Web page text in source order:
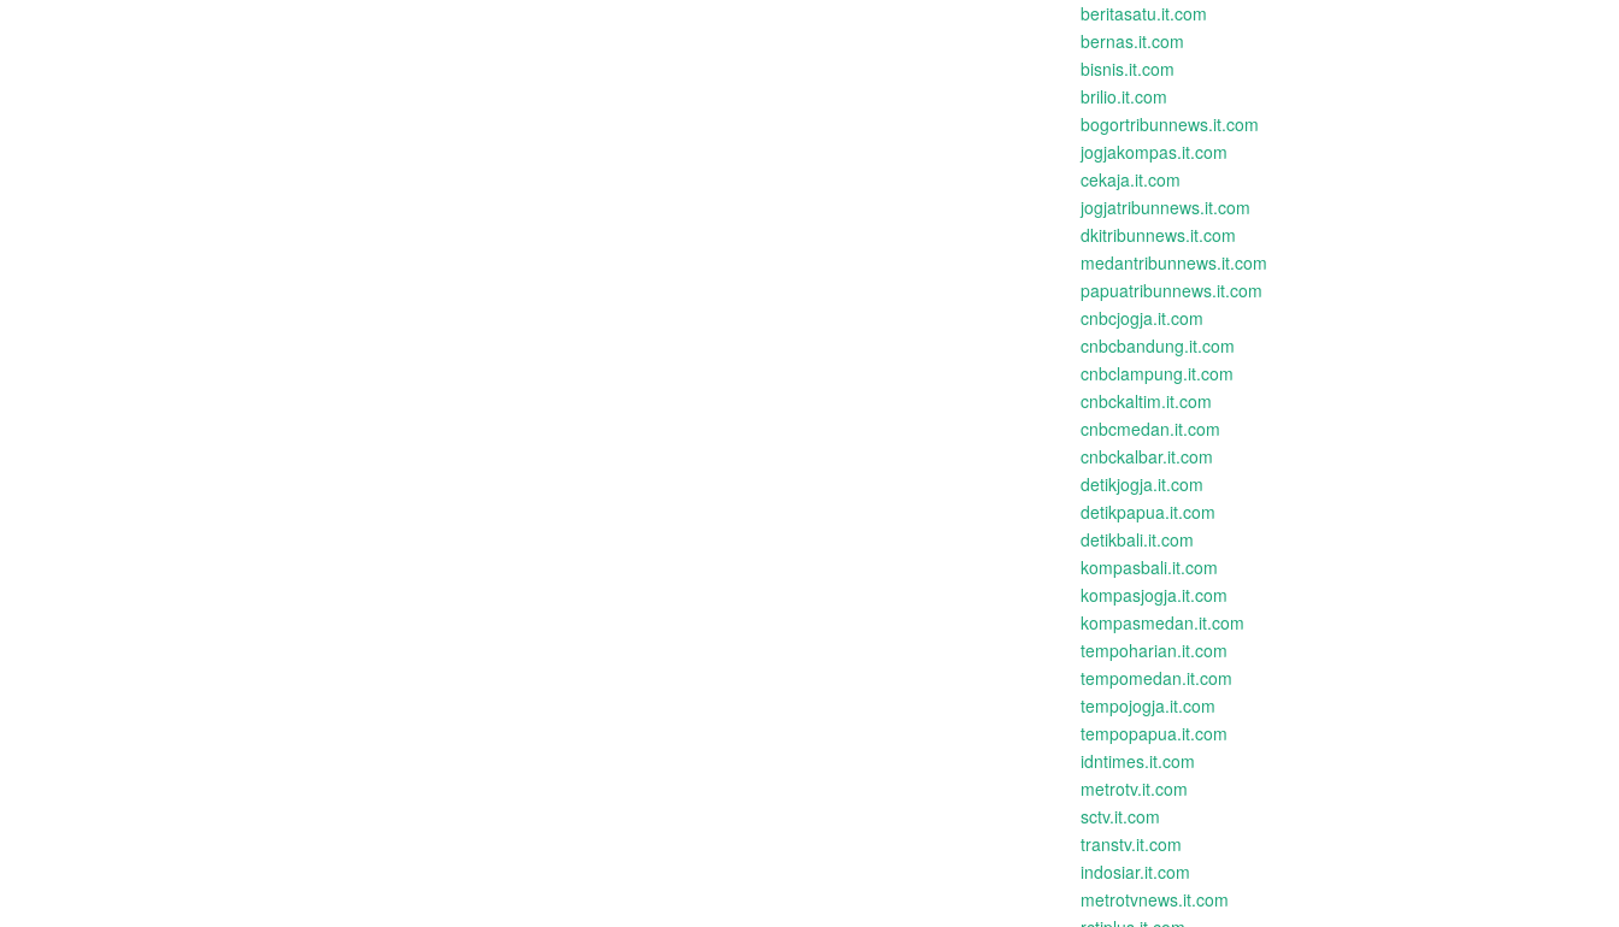
beritasatu.it.com
bernas.it.com
bisnis.it.com
brilio.it.com
bogortribunnews.it.com
jogjakompas.it.com
cekaja.it.com
jogjatribunnews.it.com
dkitribunnews.it.com
medantribunnews.it.com
papuatribunnews.it.com
cnbcjogja.it.com
cnbcbandung.it.com
cnbclampung.it.com
cnbckaltim.it.com
cnbcmedan.it.com
cnbckalbar.it.com
detikjogja.it.com
detikpapua.it.com
detikbali.it.com
kompasbali.it.com
kompasjogja.it.com
kompasmedan.it.com
tempoharian.it.com
tempomedan.it.com
tempojogja.it.com
tempopapua.it.com
idntimes.it.com
metrotv.it.com
sctv.it.com
transtv.it.com
indosiar.it.com
metrotvnews.it.com